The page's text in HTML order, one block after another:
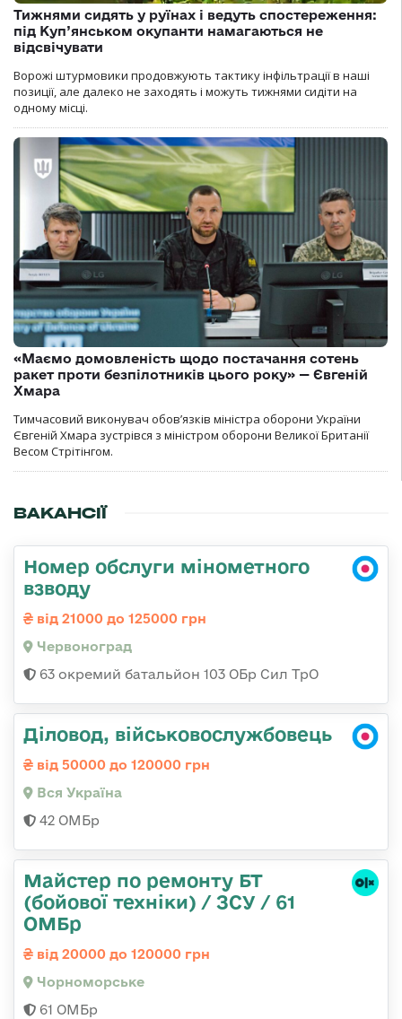
Тижнями сидять у руїнах і ведуть спостереження:
під Куп’янськом окупанти намагаються не
відсвічувати
Ворожі штурмовики продовжують тактику інфільтрації в наші
позиції, але далеко не заходять і можуть тижнями сидіти на
одному місці.
«Маємо домовленість щодо постачання сотень
ракет проти безпілотників цього року» — Євгеній
Хмара
Тимчасовий виконувач обов’язків міністра оборони України
Євгеній Хмара зустрівся з міністром оборони Великої Британії
Весом Стрітінгом.
ВАКАНСІЇ
Номер обслуги мінометного
взводу
від 21000 до 125000 грн
Червоноград
63 окремий батальйон 103 ОБр Сил ТрО
Діловод, військовослужбовець
від 50000 до 120000 грн
Вся Україна
42 ОМБр
Майстер по ремонту БТ
(бойової техніки) / ЗСУ / 61
ОМБр
від 20000 до 120000 грн
Чорноморське
61 ОМБр